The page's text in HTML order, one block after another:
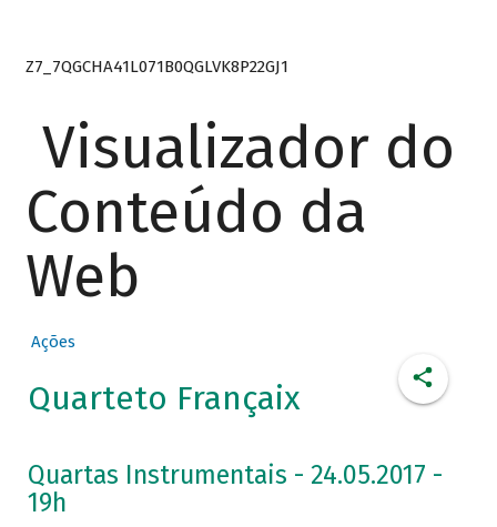
Z7_7QGCHA41L071B0QGLVK8P22GJ1
Visualizador do
Conteúdo da
Web
Ações
Quarteto Françaix
Quartas Instrumentais - 24.05.2017 -
19h